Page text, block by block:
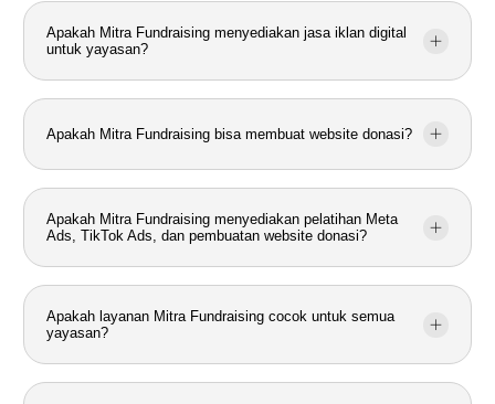
Apakah Mitra Fundraising menyediakan jasa iklan digital
untuk yayasan?
Apakah Mitra Fundraising bisa membuat website donasi?
Apakah Mitra Fundraising menyediakan pelatihan Meta
Ads, TikTok Ads, dan pembuatan website donasi?
Apakah layanan Mitra Fundraising cocok untuk semua
yayasan?